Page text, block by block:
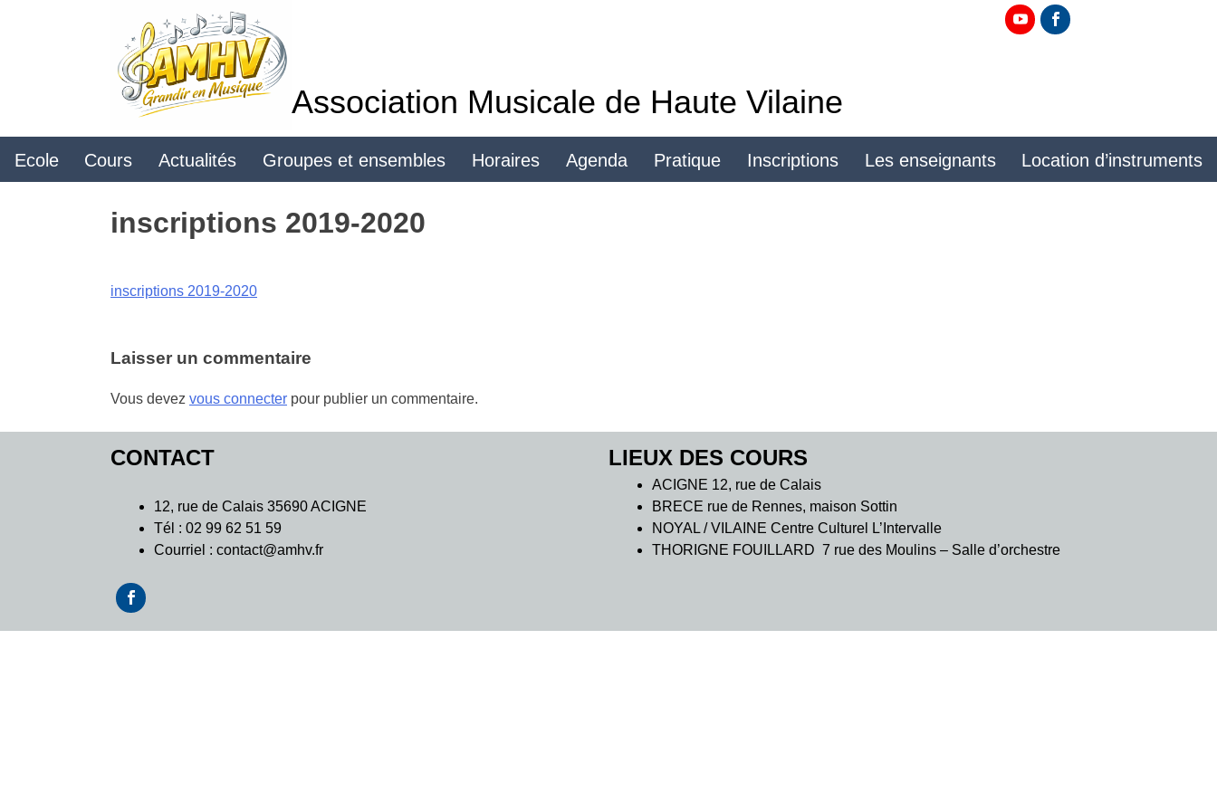
Association Musicale de Haute Vilaine
Ecole Cours Actualités Groupes et ensembles Horaires Agenda Pratique Inscriptions Les enseignants Location d’instruments
inscriptions 2019-2020
inscriptions 2019-2020
Laisser un commentaire
Vous devez vous connecter pour publier un commentaire.
CONTACT
12, rue de Calais 35690 ACIGNE
Tél : 02 99 62 51 59
Courriel : contact@amhv.fr
LIEUX DES COURS
ACIGNE 12, rue de Calais
BRECE rue de Rennes, maison Sottin
NOYAL / VILAINE Centre Culturel L’Intervalle
THORIGNE FOUILLARD 7 rue des Moulins – Salle d’orchestre